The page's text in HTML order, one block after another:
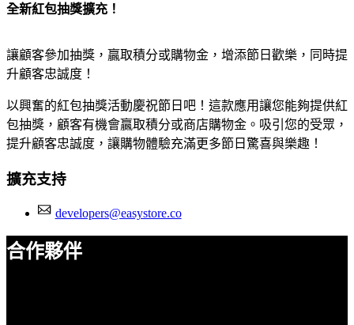
全新紅包抽獎擴充！
讓顧客參加抽獎，贏取積分或購物金，增添節日歡樂，同時提
升顧客忠誠度！
以興奮的紅包抽獎活動慶祝節日吧！這款應用讓您能夠提供紅
包抽獎，顧客有機會贏取積分或商店購物金。吸引您的受眾，
提升顧客忠誠度，讓購物體驗充滿更多節日驚喜與樂趣！
擴充支持
developers@easystore.co
合作夥伴